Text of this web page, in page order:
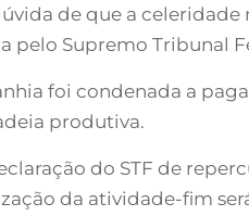
de que a
pelo Supremo Tribunal
foi condenada a
produtiva.
do STF de
da atividade-fim